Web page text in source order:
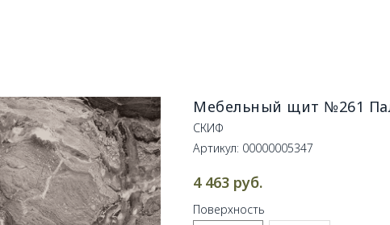
Мебельный щит №261
СКИФ
Артикул: 00000005347
4 463 руб.
Поверхность